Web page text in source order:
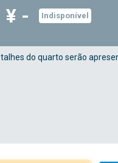
¥ - Indisponível
do quarto serão